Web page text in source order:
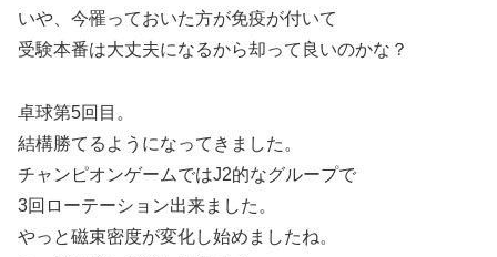
いや、今罹っておいた方が免疫が付いて
受験本番は大丈夫になるから却って良いのかな？
卓球第5回目。
結構勝てるようになってきました。
チャンピオンゲームではJ2的なグループで
3回ローテーション出来ました。
やっと磁束密度が変化し始めましたね。